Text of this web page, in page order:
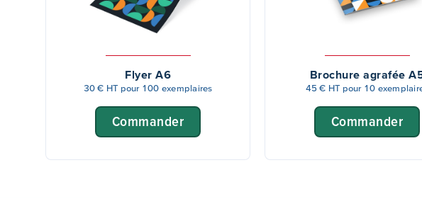
Flyer A6
30 € HT pour 100 exemplaires
Commander
Brochure agrafée
45 € HT pour 10
Commander